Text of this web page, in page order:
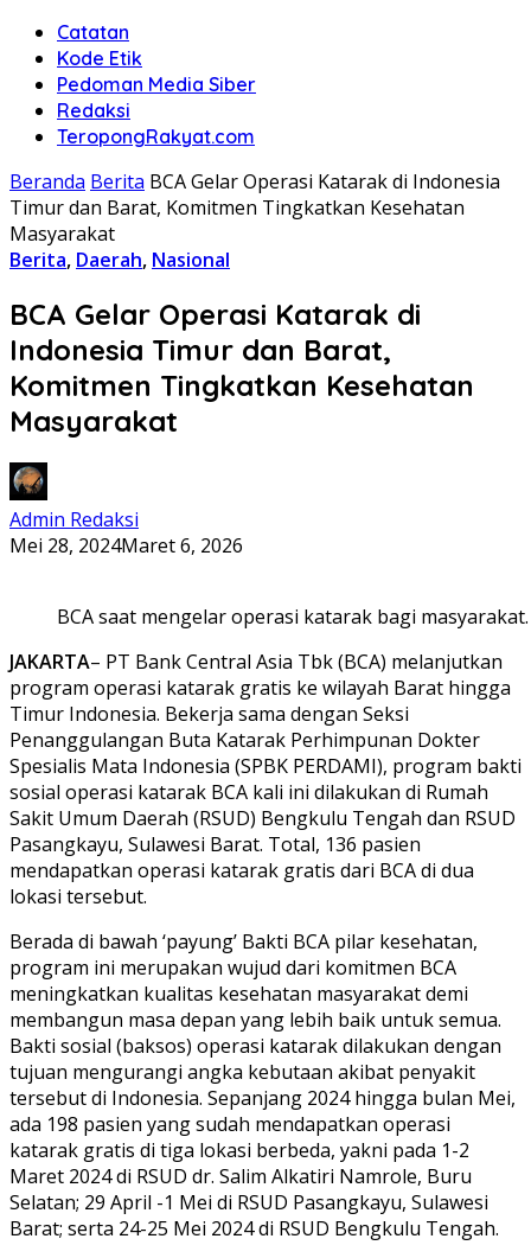
Catatan
Kode Etik
Pedoman Media Siber
Redaksi
TeropongRakyat.com
Beranda Berita BCA Gelar Operasi Katarak di Indonesia
Timur dan Barat, Komitmen Tingkatkan Kesehatan
Masyarakat
Berita, Daerah, Nasional
BCA Gelar Operasi Katarak di
Indonesia Timur dan Barat,
Komitmen Tingkatkan Kesehatan
Masyarakat
Admin Redaksi
Mei 28, 2024Maret 6, 2026
BCA saat mengelar operasi katarak bagi masyarakat.
JAKARTA– PT Bank Central Asia Tbk (BCA) melanjutkan
program operasi katarak gratis ke wilayah Barat hingga
Timur Indonesia. Bekerja sama dengan Seksi
Penanggulangan Buta Katarak Perhimpunan Dokter
Spesialis Mata Indonesia (SPBK PERDAMI), program bakti
sosial operasi katarak BCA kali ini dilakukan di Rumah
Sakit Umum Daerah (RSUD) Bengkulu Tengah dan RSUD
Pasangkayu, Sulawesi Barat. Total, 136 pasien
mendapatkan operasi katarak gratis dari BCA di dua
lokasi tersebut.
Berada di bawah ‘payung’ Bakti BCA pilar kesehatan,
program ini merupakan wujud dari komitmen BCA
meningkatkan kualitas kesehatan masyarakat demi
membangun masa depan yang lebih baik untuk semua.
Bakti sosial (baksos) operasi katarak dilakukan dengan
tujuan mengurangi angka kebutaan akibat penyakit
tersebut di Indonesia. Sepanjang 2024 hingga bulan Mei,
ada 198 pasien yang sudah mendapatkan operasi
katarak gratis di tiga lokasi berbeda, yakni pada 1-2
Maret 2024 di RSUD dr. Salim Alkatiri Namrole, Buru
Selatan; 29 April -1 Mei di RSUD Pasangkayu, Sulawesi
Barat; serta 24-25 Mei 2024 di RSUD Bengkulu Tengah.